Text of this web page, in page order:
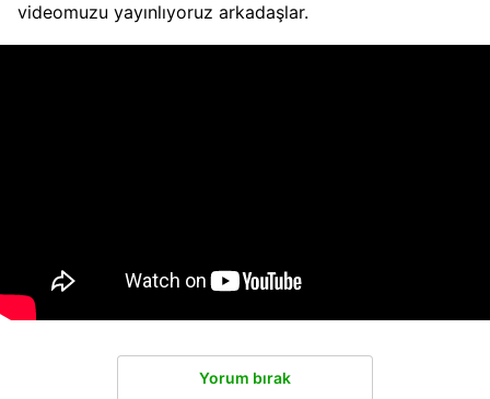
videomuzu yayınlıyoruz arkadaşlar.
Yorum bırak